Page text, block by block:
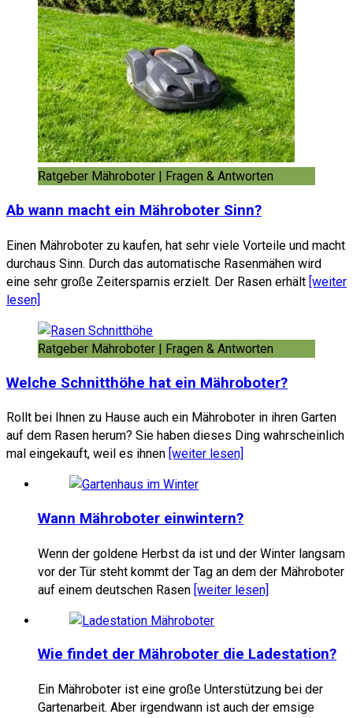
Ratgeber Mähroboter | Fragen & Antworten
Ab wann macht ein Mähroboter Sinn?
Einen Mähroboter zu kaufen, hat sehr viele Vorteile und macht
durchaus Sinn. Durch das automatische Rasenmähen wird
eine sehr große Zeitersparnis erzielt. Der Rasen erhält [weiter
lesen]
Ratgeber Mähroboter | Fragen & Antworten
Welche Schnitthöhe hat ein Mähroboter?
Rollt bei Ihnen zu Hause auch ein Mähroboter in ihren Garten
auf dem Rasen herum? Sie haben dieses Ding wahrscheinlich
mal eingekauft, weil es ihnen [weiter lesen]
Wann Mähroboter einwintern?
Wenn der goldene Herbst da ist und der Winter langsam
vor der Tür steht kommt der Tag an dem der Mähroboter
auf einem deutschen Rasen [weiter lesen]
Wie findet der Mähroboter die Ladestation?
Ein Mähroboter ist eine große Unterstützung bei der
Gartenarbeit. Aber irgendwann ist auch der emsige